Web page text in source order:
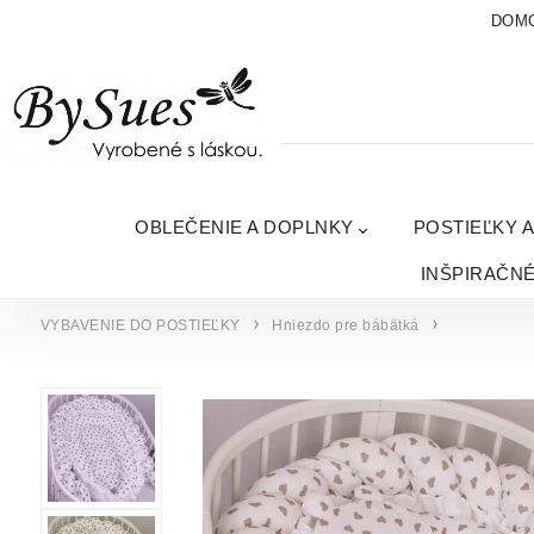
OBLEČENIE A DOPLNKY POSTIEĽKY
VYBAVENIE DO POSTIEĽKY Hniezdo pre bábätká